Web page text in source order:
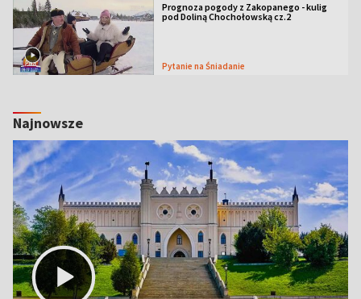
Prognoza pogody z Zakopanego - kulig
pod Doliną Chochołowską cz.2
Pytanie na Śniadanie
Najnowsze